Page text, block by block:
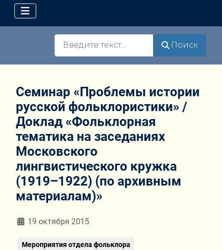
Поиск
Семинар «Проблемы истории
русской фольклористики» /
Доклад «Фольклорная
тематика на заседаниях
Московского
лингвистического кружка
(1919–1922) (по архивным
материалам)»
Информация о материале
19 октября 2015
Мероприятия отдела фольклора